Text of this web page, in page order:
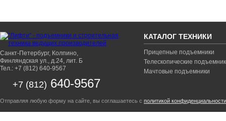
Санкт-Петербург, Колпино,
Финляндская ул., д.24, лит. Б
Тел.: +7 (812) 640-9567
+7 (812) 640-9567
КАТАЛОГ ТЕХНИКИ
Прицепные подъемники
Телескопические
Мачтовые подъемники
Отправляя любую форму на сайте, вы соглашаетесь с политикой конфиденциальности